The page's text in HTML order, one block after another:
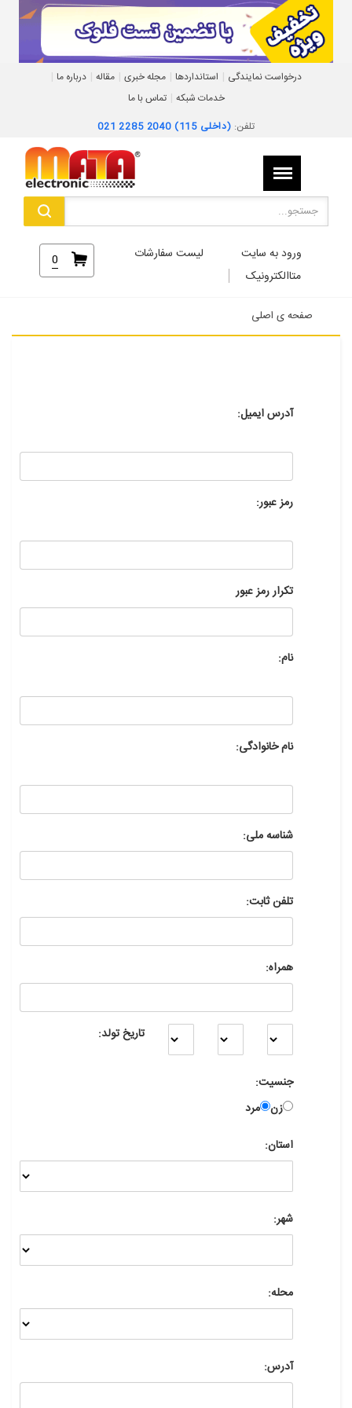
درخواست نمایندگی | استانداردها | مجله خبری | مقاله | درباره ما |
خدمات شبکه | تماس با ما
تلفن: 021 2285 2040 (داخلی 115)
ورود به سایت
متاالکترونیک
لیست سفارشات 0
صفحه ی اصلی
آدرس ایمیل:
رمز عبور:
تکرار رمز عبور
نام:
نام خانوادگی:
شناسه ملی:
تلفن ثابت:
همراه:
تاریخ تولد:
جنسیت:
زن مرد
استان:
شهر:
محله:
آدرس: